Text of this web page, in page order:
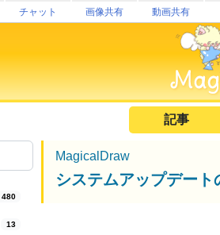
チャット 画像共有 動画共有
記事
480
13
MagicalDraw
システムアップデー